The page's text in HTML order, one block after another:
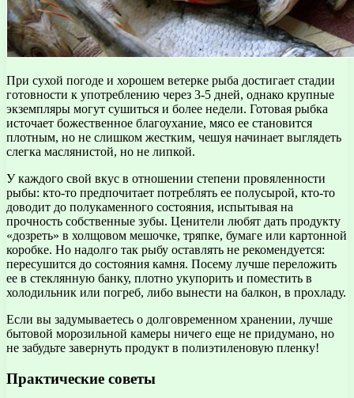
При сухой погоде и хорошем ветерке рыба достигает стадии
готовности к употреблению через 3-5 дней, однако крупные
экземпляры могут сушиться и более недели. Готовая рыбка
источает божественное благоухание, мясо ее становится
плотным, но не слишком жестким, чешуя начинает выглядеть
слегка маслянистой, но не липкой.
У каждого свой вкус в отношении степени провяленности
рыбы: кто-то предпочитает потреблять ее полусырой, кто-то
доводит до полукаменного состояния, испытывая на
прочность собственные зубы. Ценители любят дать продукту
«дозреть» в холщовом мешочке, тряпке, бумаге или картонной
коробке. Но надолго так рыбу оставлять не рекомендуется:
пересушится до состояния камня. Посему лучше переложить
ее в стеклянную банку, плотно укупорить и поместить в
холодильник или погреб, либо вынести на балкон, в прохладу.
Если вы задумываетесь о долговременном хранении, лучше
бытовой морозильной камеры ничего еще не придумано, но
не забудьте завернуть продукт в полиэтиленовую пленку!
Практические советы